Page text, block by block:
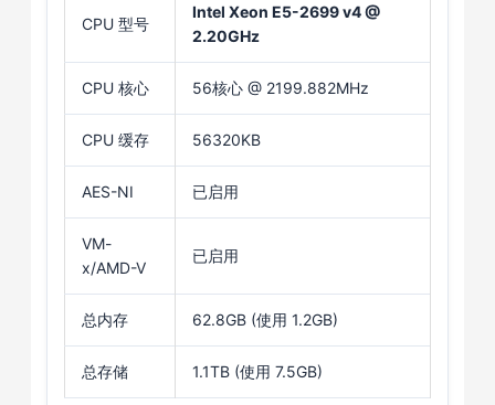
CPU 型号
Intel Xeon E5-2699 v4 @
2.20GHz
CPU 核心 56核心 @ 2199.882MHz
CPU 缓存 56320KB
AES-NI 已启用
VM-
x/AMD-V
已启用
总内存 62.8GB (使用 1.2GB)
总存储 1.1TB (使用 7.5GB)